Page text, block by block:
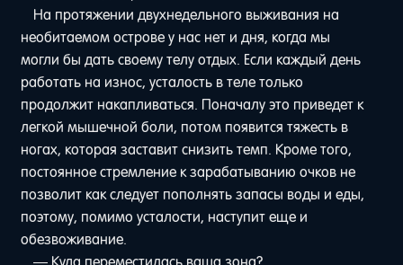
На протяжении двухнедельного выживания на
необитаемом острове у нас нет и дня, когда мы
могли бы дать своему телу отдых. Если каждый день
работать на износ, усталость в теле только
продолжит накапливаться. Поначалу это приведет к
легкой мышечной боли, потом появится тяжесть в
ногах, которая заставит снизить темп. Кроме того,
постоянное стремление к зарабатыванию очков не
позволит как следует пополнять запасы воды и еды,
поэтому, помимо усталости, наступит еще и
обезвоживание.